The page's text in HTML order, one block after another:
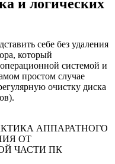
и логических
себе без удаления
который
системой и
простом случае
очистку диска